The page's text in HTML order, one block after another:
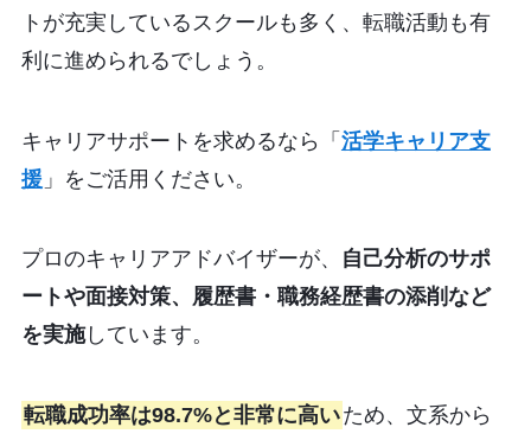
トが充実しているスクールも多く、転職活動も有
利に進められるでしょう。
キャリアサポートを求めるなら「 活学キャリア支
援 」をご活用ください。
プロのキャリアアドバイザーが、
自己分析のサポ
ートや面接対策、履歴書・職務経歴書の添削など
を実施しています。
転職成功率は98.7%と非常に高いため、文系から